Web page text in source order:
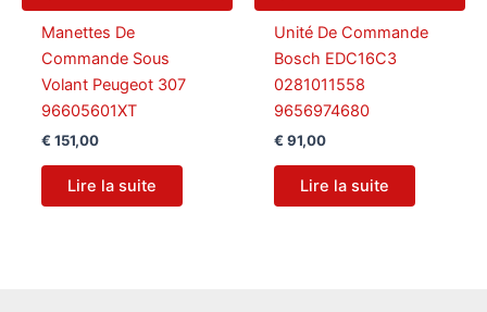
Manettes De
Commande Sous
Volant Peugeot 307
96605601XT
€ 151,00
Lire la suite
Unité De Commande
Bosch EDC16C3
0281011558
9656974680
€ 91,00
Lire la suite